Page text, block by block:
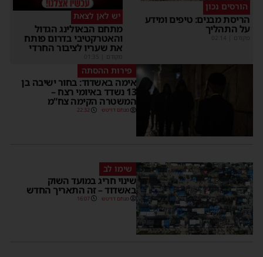
הורסים נכון
הריסת מבנים: טיפים ומידע
על התהליך
מקודם
יש לאן לצאת
מתחם הבאולינג הגדול
והאטרקטיבי בדרום פותח
את שעריו לציבור החרדי
מקודם
פירות ההסתה
אימה באשדוד: בחור ישיבה בן
13 נשדד באיומי רצח –
המשטרה הקימה צח”מ
מנחם דויטש 22:32
שימו לב
שינוי חריג במועד השוק
באשדוד – זה התאריך החדש
מנחם דויטש 16:07